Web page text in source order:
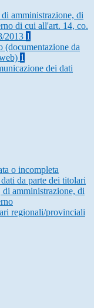
amministrazione, di
di cui all'art. 14, co.
2013 1
(documentazione da
1
dei dati
o incompleta
da parte dei titolari
amministrazione, di
regionali/provinciali